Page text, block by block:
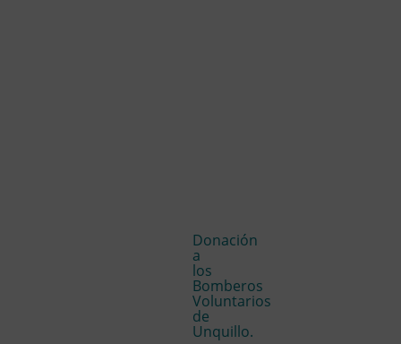
Donación
a
los
Bomberos
Voluntarios
de
Unquillo.